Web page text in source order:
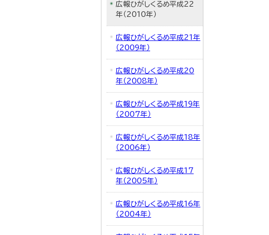
広報ひがしくるめ平成22
年（2010年）
広報ひがしくるめ平成21年
（2009年）
広報ひがしくるめ平成20
年（2008年）
広報ひがしくるめ平成19年
（2007年）
広報ひがしくるめ平成18年
（2006年）
広報ひがしくるめ平成17
年（2005年）
広報ひがしくるめ平成16年
（2004年）